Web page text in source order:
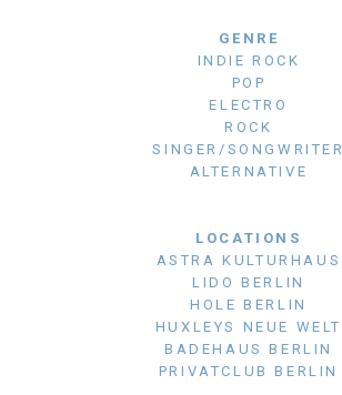
GENRE
INDIE ROCK
POP
ELECTRO
ROCK
SINGER/SONGWRITER
ALTERNATIVE
LOCATIONS
ASTRA KULTURHAUS
LIDO BERLIN
HOLE BERLIN
HUXLEYS NEUE WELT
BADEHAUS BERLIN
PRIVATCLUB BERLIN